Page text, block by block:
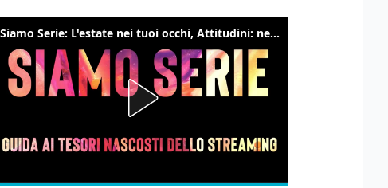
Siamo Serie: L'estate nei tuoi occhi, Attitudini: nessuna, The bear